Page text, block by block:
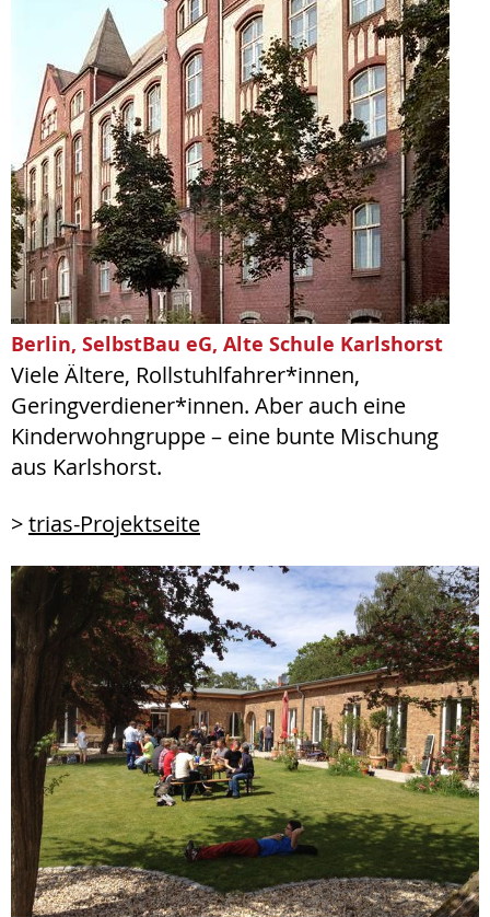
Berlin, SelbstBau eG, Alte Schule Karlshorst
Viele Ältere, Rollstuhlfahrer*innen,
Geringverdiener*innen. Aber auch eine
Kinderwohngruppe – eine bunte Mischung
aus Karlshorst.
>trias-Projektseite